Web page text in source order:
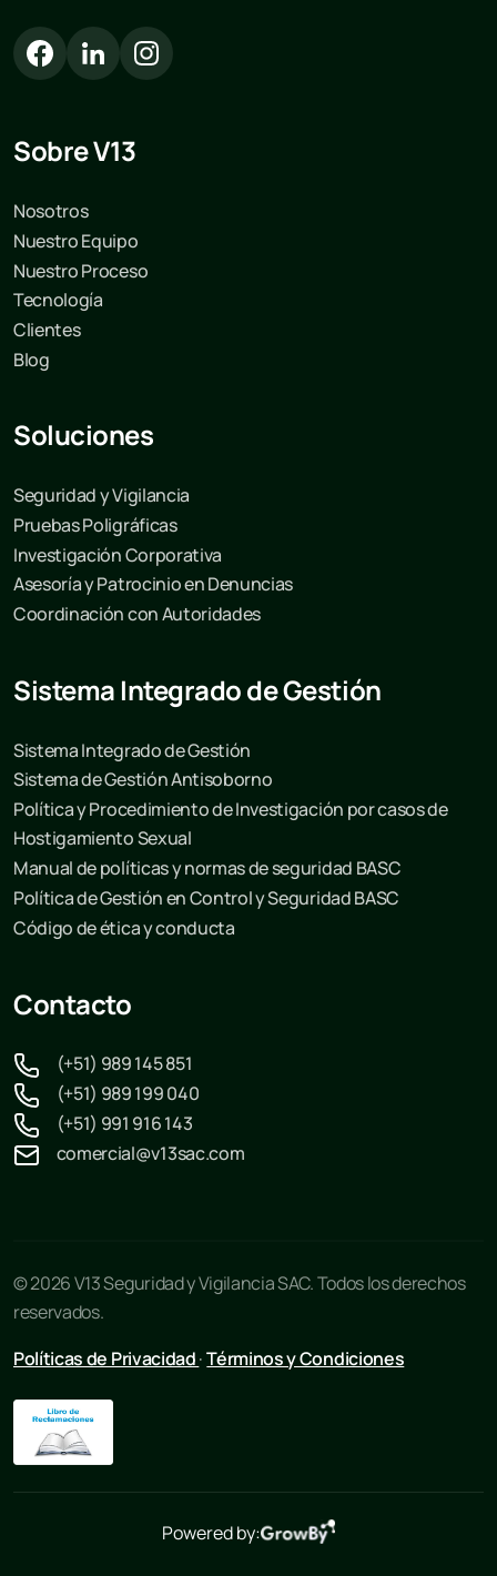
Sobre V13
Nosotros
Nuestro Equipo
Nuestro Proceso
Tecnología
Clientes
Blog
Soluciones
Seguridad y Vigilancia
Pruebas Poligráficas
Investigación Corporativa
Asesoría y Patrocinio en Denuncias
Coordinación con Autoridades
Sistema Integrado de Gestión
Sistema Integrado de Gestión
Sistema de Gestión Antisoborno
Política y Procedimiento de Investigación por casos de
Hostigamiento Sexual
Manual de políticas y normas de seguridad BASC
Política de Gestión en Control y Seguridad BASC
Código de ética y conducta
Contacto
(+51) 989 145 851
(+51) 989 199 040
(+51) 991 916 143
comercial@v13sac.com
© 2026 V13 Seguridad y Vigilancia SAC. Todos los derechos
reservados.
Políticas de Privacidad·Términos y Condiciones
Powered by: